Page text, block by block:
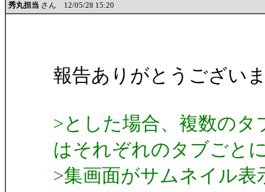
秀丸担当 さん 12/05/28 15:20
報告ありがとうござい
>とした場合、複数の
はそれぞれのタブごと
>集画面がサムネイル